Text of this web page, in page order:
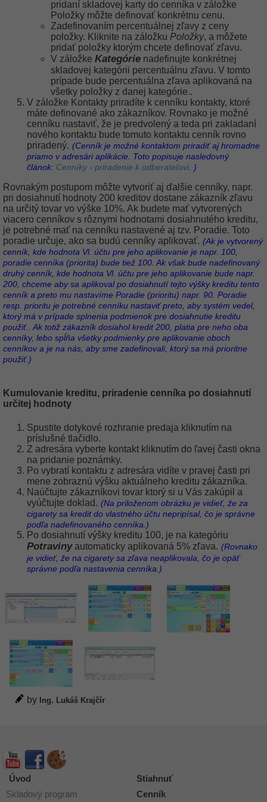
pridaní skladovej karty do cenníka v záložke
Položky môžte definovať konkrétnu cenu.
Zadefinovaním percentuálnej zľavy z ceny
položky. Kliknite na záložku Položky, a môžete
pridať položky ktorým chcete definovať zľavu.
V záložke Kategórie nadefinujte konkrétnej
skladovej kategórii percentuálnu zľavu. V tomto
prípade bude percentuálna zľava aplikovaná na
všetky položky z danej kategórie..
V záložke Kontakty priradíte k cenníku kontakty, ktoré
máte definované ako zákazníkov. Rovnako je možné
cenníku nastaviť, že je predvolený a teda pri zakladaní
nového kontaktu bude tomuto kontaktu cenník rovno
priradený. (Cenník je možné kontaktom priradiť aj hromadne
priamo v adresári aplikácie. Toto popisuje nasledovný
článok: Cenníky - priradenie k odberateľovi . )
Rovnakým postupom môžte vytvoriť aj ďalšie cenníky, napr.
pri dosiahnutí hodnoty 200 kreditov dostane zákazník zľavu
na určitý tovar vo výške 10%. Ak budete mať vytvorených
viacero cenníkov s rôznymi hodnotami dosiahnutého kreditu,
je potrebné mať na cenníku nastavené aj tzv. Poradie. Toto
poradie určuje, ako sa budú cenníky aplikovať. (Ak je vytvorený
cenník, kde hodnota Vl. účtu pre jeho aplikovanie je napr. 100,
poradie cenníka (priorita) bude tiež 100. Ak však bude nadefinovaný
druhý cenník, kde hodnota Vl. účtu pre jeho aplikovanie bude napr.
200, chceme aby sa aplikoval po dosiahnutí tejto výšky kreditu tento
cenník a preto mu nastavíme Poradie (prioritu) napr. 90. Poradie
resp. prioritu je potrebné cenníku nastaviť preto, aby systém vedel,
ktorý má v prípade splnenia podmienok pre dosiahnutie kreditu
použiť.. Ak totiž zákazník dosiahol kredit 200, platia pre neho oba
cenníky, lebo spĺňa všetky podmienky pre aplikovanie oboch
cenníkov a je na nás, aby sme zadefinovali, ktorý sa má prioritne
použiť.)
Kumulovanie kreditu, priradenie cenníka po dosiahnutí
určitej hodnoty
Spustite dotykové rozhranie predaja kliknutím na
príslušné tlačidlo.
Z adresára vyberte kontakt kliknutím do ľavej časti okna
na pridanie poznámky.
Po vybratí kontaktu z adresára vidíte v pravej časti pri
mene zobraznú výšku aktuálneho kreditu zákazníka.
Naúčtujte zákazníkovi tovar ktorý si u Vás zakúpil a
vyúčtujte doklad. (Na priloženom obrázku je vidieť, že za
cigarety sa kredit do vlastného účtu nepripísal, čo je správne
podľa nadefinovaného cenníka.)
Po dosiahnutí výšky kreditu 100, je na kategóriu
Potravinyautomaticky aplikovaná 5% zľava. (Rovnako
je vidieť, že na cigarety sa zľava neaplikovala, čo je opäť
správne podľa nastavenia cenníka.)
by Ing. Lukáš Krajčír
Úvod
Skladový program
Stiahnuť
Cenník